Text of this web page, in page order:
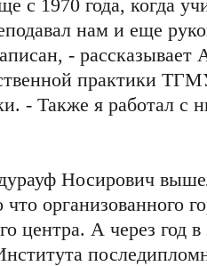
с 1970 года, когда
нам и еще
-
практики
- Также я работал с
Носирович
организованного
центра. А через год